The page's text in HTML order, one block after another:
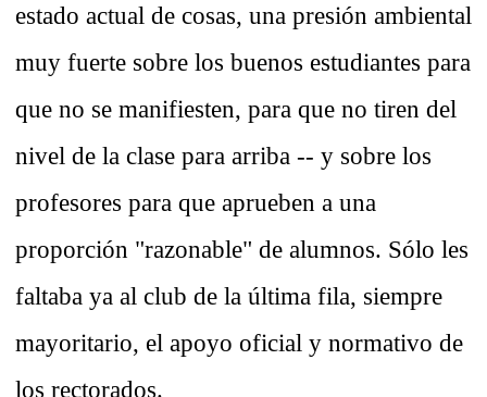
estado actual de cosas, una presión ambiental
muy fuerte sobre los buenos estudiantes para
que no se manifiesten, para que no tiren del
nivel de la clase para arriba -- y sobre los
profesores para que aprueben a una
proporción "razonable" de alumnos. Sólo les
faltaba ya al club de la última fila, siempre
mayoritario, el apoyo oficial y normativo de
los rectorados.